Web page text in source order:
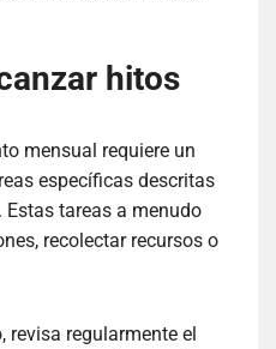
hitos
mensual requiere un
específicas descritas
tareas a menudo
recolectar recursos o
revisa regularmente el